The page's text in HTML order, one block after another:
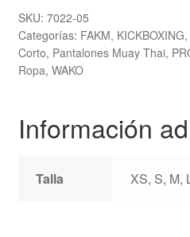
TOP
TEN
cantidad
SKU: 7022-05
Categorías: FAKM, KICKBOXING,
Corto, Pantalones Muay Thai,
Ropa, WAKO
Información
Talla XS, S, M,